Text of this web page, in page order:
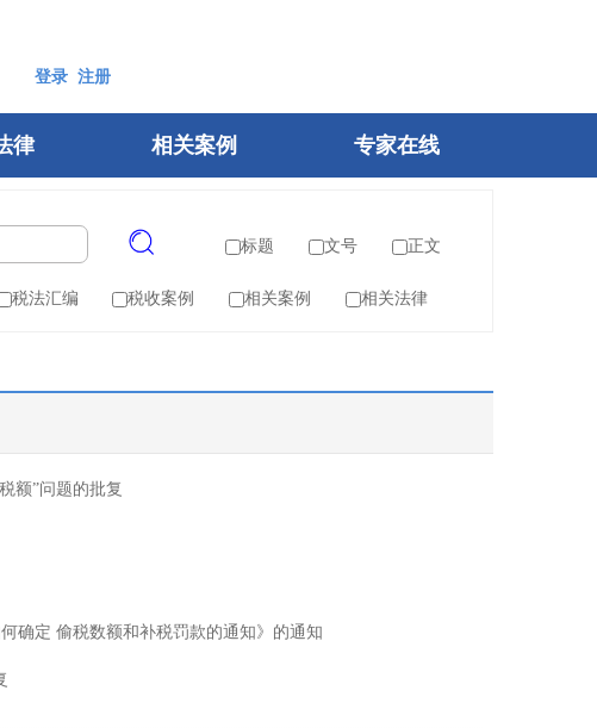
登录 注册
律 相关案例 专家在线
标题 文号 正文
税法汇编 税收案例 相关案例 相关法律
额”问题的批复
确定 偷税数额和补税罚款的通知》的通知